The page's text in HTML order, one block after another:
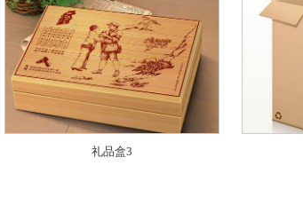
礼品盒3